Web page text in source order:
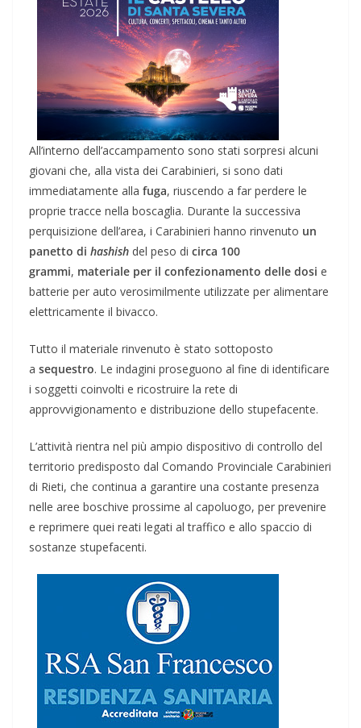
All’interno dell’accampamento sono stati sorpresi alcuni
giovani che, alla vista dei Carabinieri, si sono dati
immediatamente alla fuga, riuscendo a far perdere le
proprie tracce nella boscaglia. Durante la successiva
perquisizione dell’area, i Carabinieri hanno rinvenuto un
panetto di hashish del peso di circa 100
grammi, materiale per il confezionamento delle dosi e
batterie per auto verosimilmente utilizzate per alimentare
elettricamente il bivacco.
Tutto il materiale rinvenuto è stato sottoposto
a sequestro. Le indagini proseguono al fine di identificare
i soggetti coinvolti e ricostruire la rete di
approvvigionamento e distribuzione dello stupefacente.
L’attività rientra nel più ampio dispositivo di controllo del
territorio predisposto dal Comando Provinciale Carabinieri
di Rieti, che continua a garantire una costante presenza
nelle aree boschive prossime al capoluogo, per prevenire
e reprimere quei reati legati al traffico e allo spaccio di
sostanze stupefacenti.